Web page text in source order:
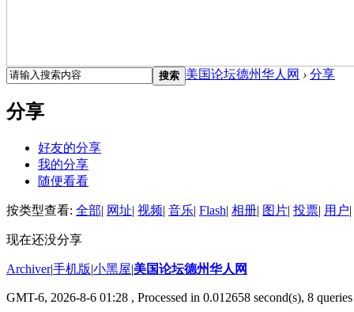
搜索 美国论坛德州华人网 › 分享
分享
好友的分享
我的分享
随便看看
按类型查看: 全部| 网址| 视频| 音乐| Flash| 相册| 图片| 投票| 用户|
现在还没分享
Archiver|手机版|小黑屋|美国论坛德州华人网
GMT-6, 2026-8-6 01:28 , Processed in 0.012658 second(s), 8